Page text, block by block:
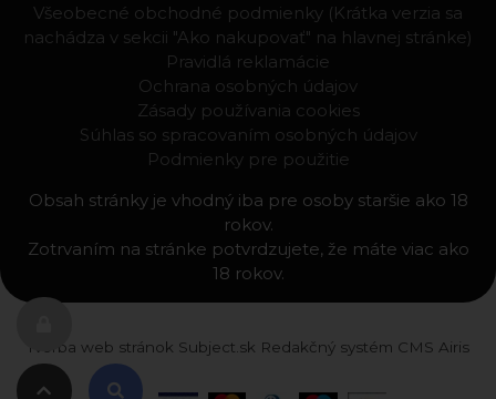
Všeobecné obchodné podmienky (Krátka verzia sa
nachádza v sekcii "Ako nakupovať" na hlavnej stránke)
Pravidlá reklamácie
Ochrana osobných údajov
Zásady používania cookies
Súhlas so spracovaním osobných údajov
Podmienky pre použitie
Obsah stránky je vhodný iba pre osoby staršie ako 18
rokov.
Zotrvaním na stránke potvrdzujete, že máte viac ako
18 rokov.
Tvorba web stránok Subject.sk Redakčný systém CMS Airis